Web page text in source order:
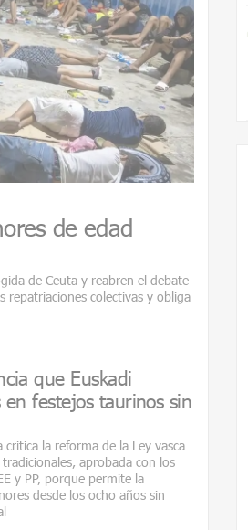
de edad
de Ceuta y reabren el debate
repatriaciones colectivas y obliga
que Euskadi
festejos taurinos sin
la reforma de la Ley vasca
aprobada con los
y PP, porque permite la
desde los ocho años sin